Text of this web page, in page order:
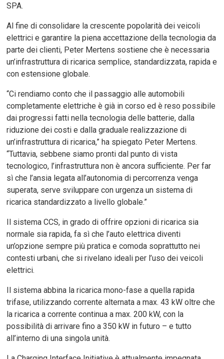
SPA.
Al fine di consolidare la crescente popolarità dei veicoli
elettrici e garantire la piena accettazione della tecnologia da
parte dei clienti, Peter Mertens sostiene che è necessaria
un’infrastruttura di ricarica semplice, standardizzata, rapida e
con estensione globale.
“Ci rendiamo conto che il passaggio alle automobili
completamente elettriche è già in corso ed è reso possibile
dai progressi fatti nella tecnologia delle batterie, dalla
riduzione dei costi e dalla graduale realizzazione di
un’infrastruttura di ricarica,” ha spiegato Peter Mertens.
“Tuttavia, sebbene siamo pronti dal punto di vista
tecnologico, l’infrastruttura non è ancora sufficiente. Per far
sì che l’ansia legata all’autonomia di percorrenza venga
superata, serve sviluppare con urgenza un sistema di
ricarica standardizzato a livello globale.”
Il sistema CCS, in grado di offrire opzioni di ricarica sia
normale sia rapida, fa sì che l’auto elettrica diventi
un’opzione sempre più pratica e comoda soprattutto nei
contesti urbani, che si rivelano ideali per l’uso dei veicoli
elettrici.
Il sistema abbina la ricarica mono-fase a quella rapida
trifase, utilizzando corrente alternata a max. 43 kW oltre che
la ricarica a corrente continua a max. 200 kW, con la
possibilità di arrivare fino a 350 kW in futuro – e tutto
all’interno di una singola unità.